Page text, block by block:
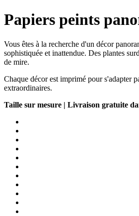
Papiers peints
Vous êtes à la recherche d'un décor
sophistiquée et inattendue. Des plantes
de mire.
Chaque décor est imprimé pour s'adapter
extraordinaires.
Taille sur mesure | Livraison gratuite